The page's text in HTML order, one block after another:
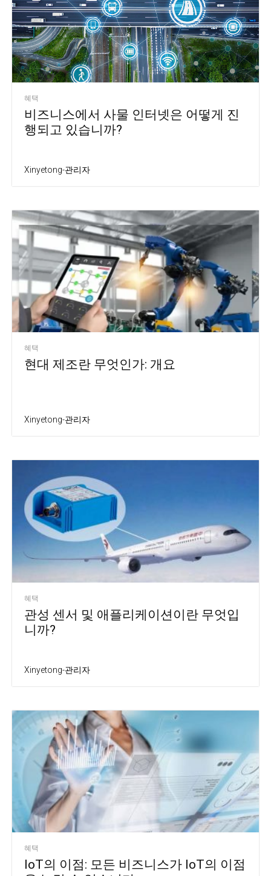
혜택
비즈니스에서 사물 인터넷은 어떻게 진
행되고 있습니까?
Xinyetong-관리자
혜택
현대 제조란 무엇인가: 개요
Xinyetong-관리자
혜택
관성 센서 및 애플리케이션이란 무엇입
니까?
Xinyetong-관리자
혜택
IoT의 이점: 모든 비즈니스가 IoT의 이점